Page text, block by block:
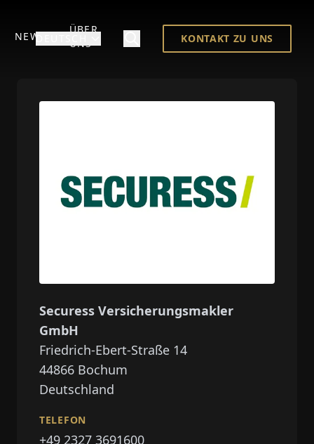
NEWS
ÜBER
UNS
KONTAKT ZU UNS
Securess Versicherungsmakler
GmbH
Friedrich-Ebert-Straße 14
44866 Bochum
Deutschland
TELEFON
+49 2327 3691600